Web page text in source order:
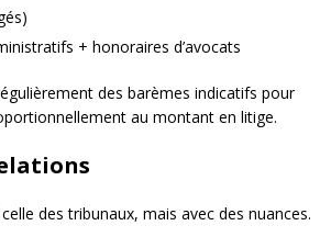
+ honoraires d’avocats
des barèmes indicatifs pour
au montant en litige.
des tribunaux, mais avec des nuances.